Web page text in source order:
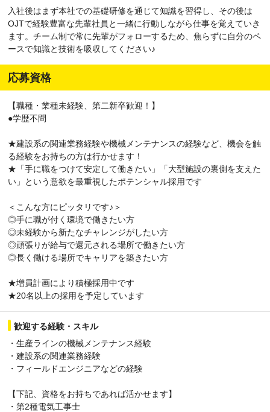
入社後はまず本社での基礎研修を通じて知識を習得し、その後は
OJTで経験豊富な先輩社員と一緒に行動しながら仕事を覚えていき
ます。チーム制で常に先輩がフォローするため、焦らずに自分のペ
ースで知識と技術を吸収してください♪
応募資格
【職種・業種未経験、第二新卒歓迎！】
●学歴不問
★建設系の関連業務経験や機械メンテナンスの経験など、機会を触
る経験をお持ちの方は行かせます！
★「手に職をつけて安定して働きたい」「大型施設の裏側を支えた
い」という意欲を最重視したポテンシャル採用です
＜こんな方にピッタリです♪＞
◎手に職が付く環境で働きたい方
◎未経験から新たなチャレンジがしたい方
◎頑張りが給与で還元される場所で働きたい方
◎長く働ける場所でキャリアを築きたい方
★増員計画により積極採用中です
★20名以上の採用を予定しています
歓迎する経験・スキル
・生産ラインの機械メンテナンス経験
・建設系の関連業務経験
・フィールドエンジニアなどの経験
【下記、資格をお持ちであれば活かせます】
・第2種電気工事士